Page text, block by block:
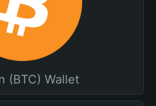
(BTC) Wallet